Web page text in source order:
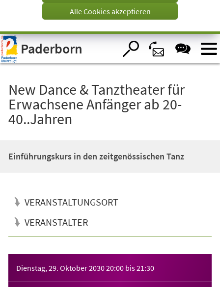
Visuelle
Assistenzsoftware
öffnen.
Alle Cookies akzeptieren
Paderborn
New Dance & Tanztheater für
Erwachsene Anfänger ab 20-
40..Jahren
Einführungskurs in den zeitgenössischen Tanz
VERANSTALTUNGSORT
VERANSTALTER
Dienstag, 29. Oktober 203020:00 bis21:30